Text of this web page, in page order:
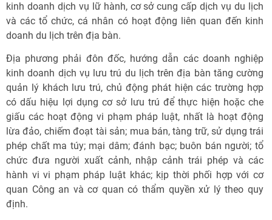
kinh doanh dịch vụ lữ hành, cơ sở cung cấp dịch vụ du lịch
và các tổ chức, cá nhân có hoạt động liên quan đến kinh
doanh du lịch trên địa bàn.
Địa phương phải đôn đốc, hướng dẫn các doanh nghiệp
kinh doanh dịch vụ lưu trú du lịch trên địa bàn tăng cường
quản lý khách lưu trú, chủ động phát hiện các trường hợp
có dấu hiệu lợi dụng cơ sở lưu trú để thực hiện hoặc che
giấu các hoạt động vi phạm pháp luật, nhất là hoạt động
lừa đảo, chiếm đoạt tài sản; mua bán, tàng trữ, sử dụng trái
phép chất ma túy; mại dâm; đánh bạc; buôn bán người; tổ
chức đưa người xuất cảnh, nhập cảnh trái phép và các
hành vi vi phạm pháp luật khác; kịp thời phối hợp với cơ
quan Công an và cơ quan có thẩm quyền xử lý theo quy
định.